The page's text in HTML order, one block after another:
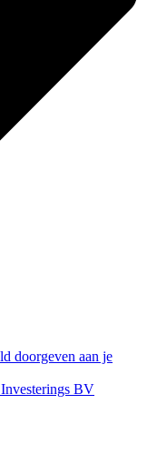
doorgeven aan je
BV